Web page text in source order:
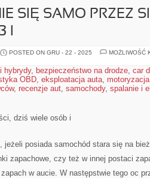
SIĘ SAMO PRZEZ
I
POSTED ON GRU - 22 - 2025
MOŻLIWOŚĆ
hybrydy, bezpieczeństwo na drodze, car
OBD, eksploatacja auta, motoryzacja
, recenzje aut, samochody, spalanie i
dziś wiele osób i
jeżeli posiada samochód stara się na
zapachowe, czy też w innej postaci
w aucie. W następstwie tego oc